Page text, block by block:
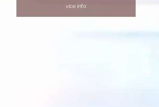
více info